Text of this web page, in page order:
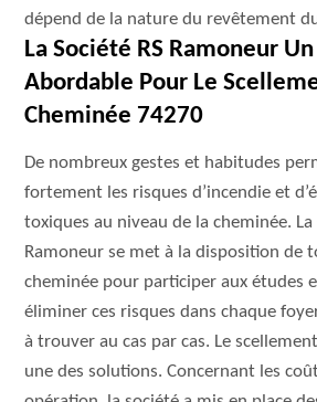
dépend de la nature du revêtement
La Société RS Ramoneur
Abordable Pour Le
Cheminée 74270
De nombreux gestes et habitudes
fortement les risques d’incendie et
toxiques au niveau de la cheminée. La
Ramoneur se met à la disposition de
cheminée pour participer aux études
éliminer ces risques dans chaque
à trouver au cas par cas. Le
une des solutions. Concernant les